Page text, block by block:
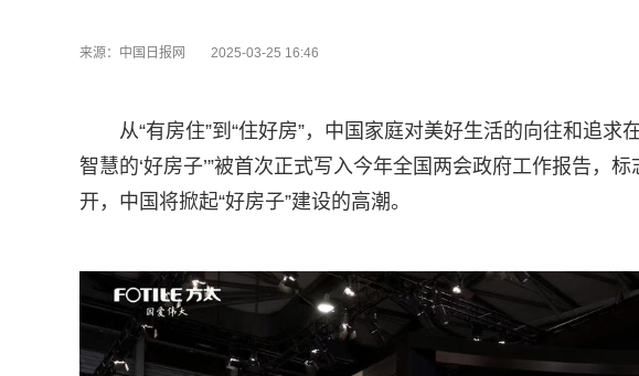
来源：中国日报网 2025-03-25 16:46
从“有房住”到“住好房”，中国家庭对美好生活的向往和追求
智慧的‘好房子’”被首次正式写入今年全国两会政府工作报告，
开，中国将掀起“好房子”建设的高潮。